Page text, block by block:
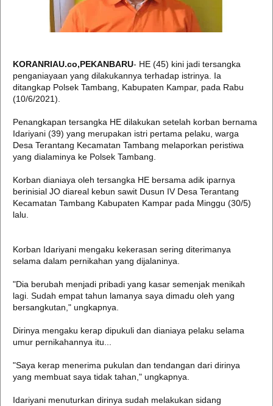
KORANRIAU.co,PEKANBARU- HE (45) kini jadi tersangka
penganiayaan yang dilakukannya terhadap istrinya. Ia
ditangkap Polsek Tambang, Kabupaten Kampar, pada Rabu
(10/6/2021).
Penangkapan tersangka HE dilakukan setelah korban bernama
Idariyani (39) yang merupakan istri pertama pelaku, warga
Desa Terantang Kecamatan Tambang melaporkan peristiwa
yang dialaminya ke Polsek Tambang.
Korban dianiaya oleh tersangka HE bersama adik iparnya
berinisial JO diareal kebun sawit Dusun IV Desa Terantang
Kecamatan Tambang Kabupaten Kampar pada Minggu (30/5)
lalu.
Korban Idariyani mengaku kekerasan sering diterimanya
selama dalam pernikahan yang dijalaninya.
"Dia berubah menjadi pribadi yang kasar semenjak menikah
lagi. Sudah empat tahun lamanya saya dimadu oleh yang
bersangkutan," ungkapnya.
Dirinya mengaku kerap dipukuli dan dianiaya pelaku selama
umur pernikahannya itu...
"Saya kerap menerima pukulan dan tendangan dari dirinya
yang membuat saya tidak tahan," ungkapnya.
Idariyani menuturkan dirinya sudah melakukan sidang